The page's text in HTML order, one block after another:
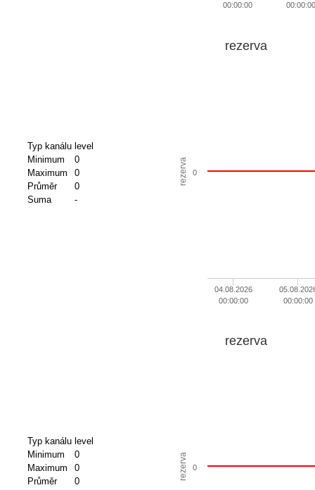
00:00:00
00:00:00
Typ kanálu level
Minimum
0
Maximum
0
Průměr
0
Suma
-
rezerva
rezerva
04.08.2026
00:00:00
00:00:00
0
Typ kanálu level
Minimum
0
Maximum
0
Průměr
0
rezerva
rezerva
0